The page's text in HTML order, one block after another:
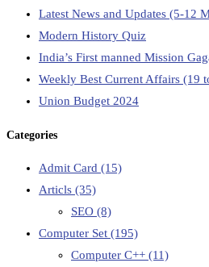
Latest News and Updates (5-12
Modern History Quiz
India’s First manned Mission
Weekly Best Current Affairs (19
Union Budget 2024
Categories
Admit Card (15)
Articls (35)
SEO (8)
Computer Set (195)
Computer C++ (11)